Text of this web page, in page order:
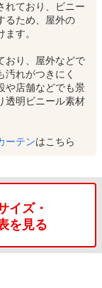
れており、ビニー
るため、屋外の
す。
おり、屋外などで
れがつきにく
や店舗などでも景
透明ビニール素材
ーテンはこちら
イズ・
を見る